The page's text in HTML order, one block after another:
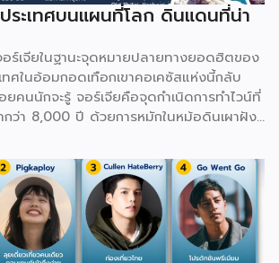
ประเทศบนแผนที่โลก ดินแดนที่น่า
ร์เจียในฐานะจุดหมายปลายทางยอดฮิตของ
ศในอ้อมกอดเทือกเขาคอเคซัสแห่งนี้กลับ
คนนักจะรู้ จอร์เจียคือจุดกำเนิดการทำไวน์ที่
กว่า 8,000 ปี ด้วยการหมักในหม้อดินเผาฝัง
ตัวที่ไม่เหมือนภาษาใดในโลก นอกจากนี้
อง Ushguli หมู่บ้านที่มีคนอยู่อาศัยจริงซึ่ง
รอบด้วยหอคอยหินโบราณ และมีเมืองถ้ำ
ที่ขุดเข้าไปในเนื้อหินถึง 13 ชั้นเพื่อใช้
ต ยิ่งไปกว่านั้น ยามล้อมวงกินเลี้ยงใน
ต้องมี Tamada หรือหัวหน้าโต๊ะคอยร่ายคำ